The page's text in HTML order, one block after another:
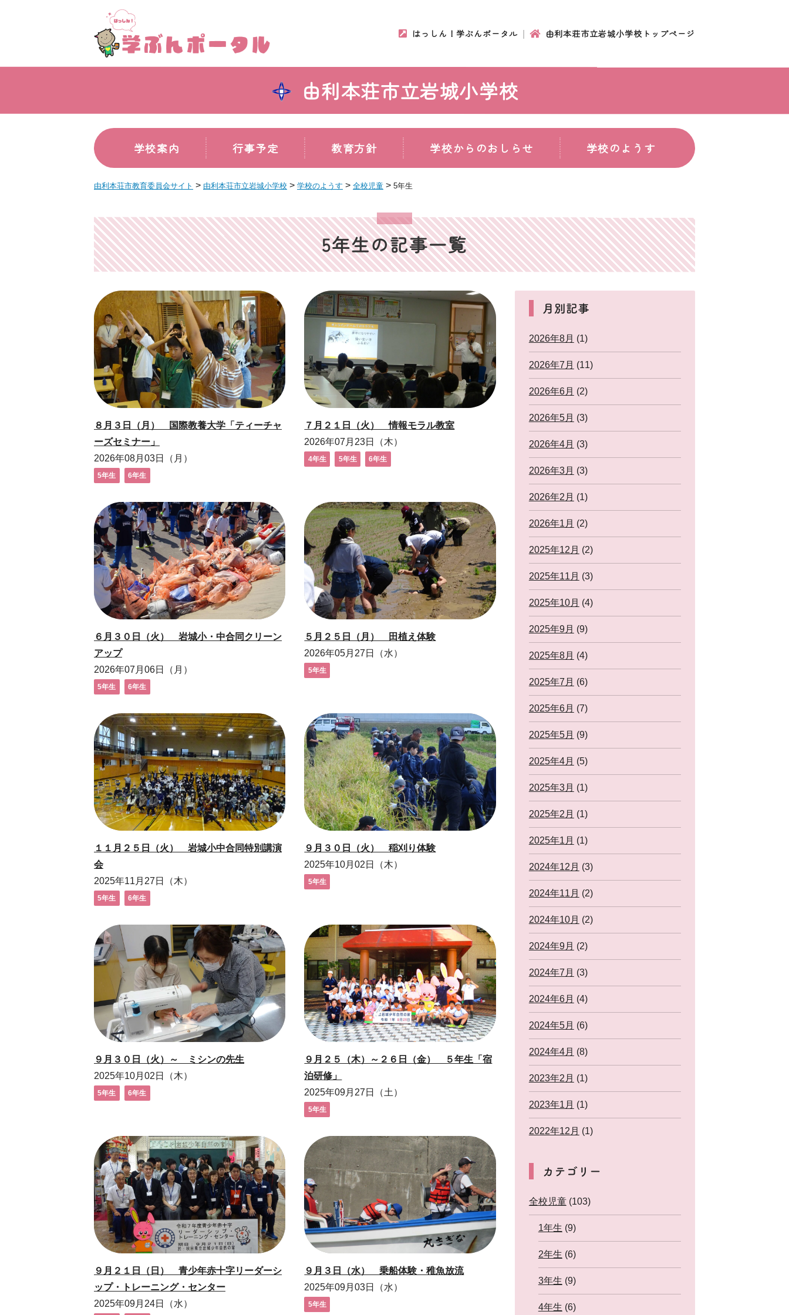
はっしん！学ぶんポータル 由利本荘市立岩城小学校トップページ
由利本荘市立岩城小学校
学校案内 行事予定 教育方針 学校からのおしらせ 学校のようす
由利本荘市教育委員会サイト > 由利本荘市立岩城小学校 > 学校のようす > 全校児童 > 5年生
5年生の記事一覧
８月３日（月） 国際教養大学「ティーチャ
ーズセミナー」
2026年08月03日（月）
5年生 6年生
７月２１日（火） 情報モラル教室
2026年07月23日（木）
4年生 5年生 6年生
６月３０日（火） 岩城小・中合同クリーン
アップ
2026年07月06日（月）
5年生 6年生
５月２５日（月） 田植え体験
2026年05月27日（水）
5年生
１１月２５日（火） 岩城小中合同特別講演
会
2025年11月27日（木）
5年生 6年生
９月３０日（火） 稲刈り体験
2025年10月02日（木）
5年生
９月３０日（火）～ ミシンの先生
2025年10月02日（木）
5年生 6年生
９月２５（木）～２６日（金） ５年生「宿
泊研修」
2025年09月27日（土）
5年生
９月２１日（日） 青少年赤十字リーダーシ
ップ・トレーニング・センター
2025年09月24日（水）
９月３日（水） 乗船体験・稚魚放流
2025年09月03日（水）
5年生
月別記事
2026年8月 (1)
2026年7月 (11)
2026年6月 (2)
2026年5月 (3)
2026年4月 (3)
2026年3月 (3)
2026年2月 (1)
2026年1月 (2)
2025年12月 (2)
2025年11月 (3)
2025年10月 (4)
2025年9月 (9)
2025年8月 (4)
2025年7月 (6)
2025年6月 (7)
2025年5月 (9)
2025年4月 (5)
2025年3月 (1)
2025年2月 (1)
2025年1月 (1)
2024年12月 (3)
2024年11月 (2)
2024年10月 (2)
2024年9月 (2)
2024年7月 (3)
2024年6月 (4)
2024年5月 (6)
2024年4月 (8)
2023年2月 (1)
2023年1月 (1)
2022年12月 (1)
カテゴリー
全校児童(103)
1年生 (9)
2年生 (6)
3年生 (9)
4年生 (6)